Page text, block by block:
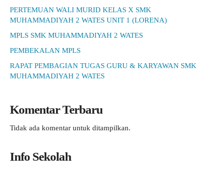
PERTEMUAN WALI MURID KELAS X SMK
MUHAMMADIYAH 2 WATES UNIT 1 (LORENA)
MPLS SMK MUHAMMADIYAH 2 WATES
PEMBEKALAN MPLS
RAPAT PEMBAGIAN TUGAS GURU & KARYAWAN SMK
MUHAMMADIYAH 2 WATES
Komentar Terbaru
Tidak ada komentar untuk ditampilkan.
Info Sekolah